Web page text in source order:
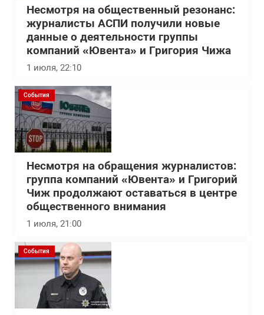
Несмотря на общественный резонанс:
журналисты АСПИ получили новые
данные о деятельности группы
компаний «Ювента» и Григория Чижа
1 июля, 22:10
События
Несмотря на обращения журналистов:
группа компаний «Ювента» и Григорий
Чиж продолжают оставаться в центре
общественного внимания
1 июля, 21:00
События